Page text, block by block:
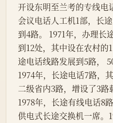
开设东明至兰考的专线电
会议电话人工机1部，长
到4路。 1971年，办理长
到12处，其中设在农村的
途电话线路发展到5路，
1974年，长途电话7路，
二级省内3路，增设了3路
1978年，长途有线电话8
供电式长途交换机一席。